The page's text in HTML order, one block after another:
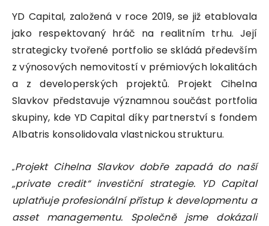
YD Capital, založená v roce 2019, se již etablovala
jako respektovaný hráč na realitním trhu. Její
strategicky tvořené portfolio se skládá především
z výnosových nemovitostí v prémiových lokalitách
a z developerských projektů. Projekt Cihelna
Slavkov představuje významnou součást portfolia
skupiny, kde YD Capital díky partnerství s fondem
Albatris konsolidovala vlastnickou strukturu.
„Projekt Cihelna Slavkov dobře zapadá do naší
„private credit“ investiční strategie. YD Capital
uplatňuje profesionální přístup k developmentu a
asset managementu. Společně jsme dokázali